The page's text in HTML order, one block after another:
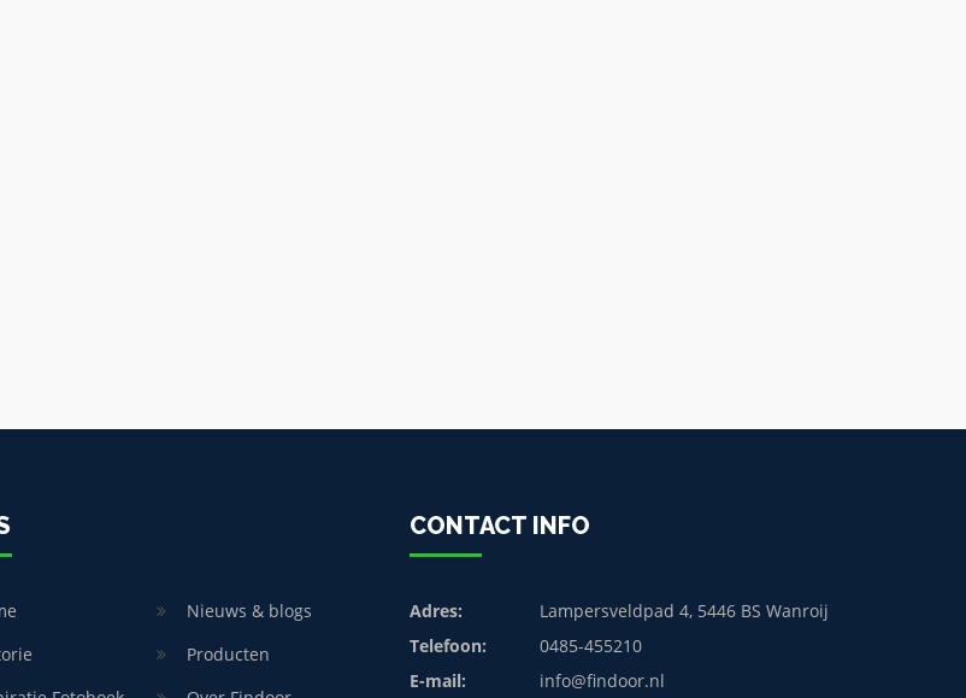
Nieuws & blogs
Producten
CONTACT INFO
Adres:
Lampersveldpad 4, 5446 BS Wanroij
Telefoon:
0485-455210
E-mail:
info@findoor.nl